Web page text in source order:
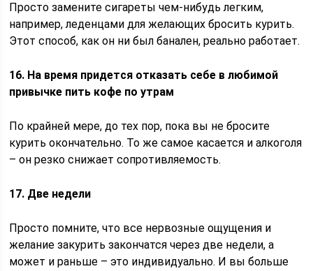
Просто замените сигареты чем-нибудь легким,
например, леденцами для желающих бросить курить.
Этот способ, как он ни был банален, реально работает.
16. На время придется отказать себе в любимой
привычке пить кофе по утрам
По крайней мере, до тех пор, пока вы не бросите
курить окончательно. То же самое касается и алкоголя
– он резко снижает сопротивляемость.
17. Две недели
Просто помните, что все нервозные ощущения и
желание закурить закончатся через две недели, а
может и раньше – это индивидуально. И вы больше